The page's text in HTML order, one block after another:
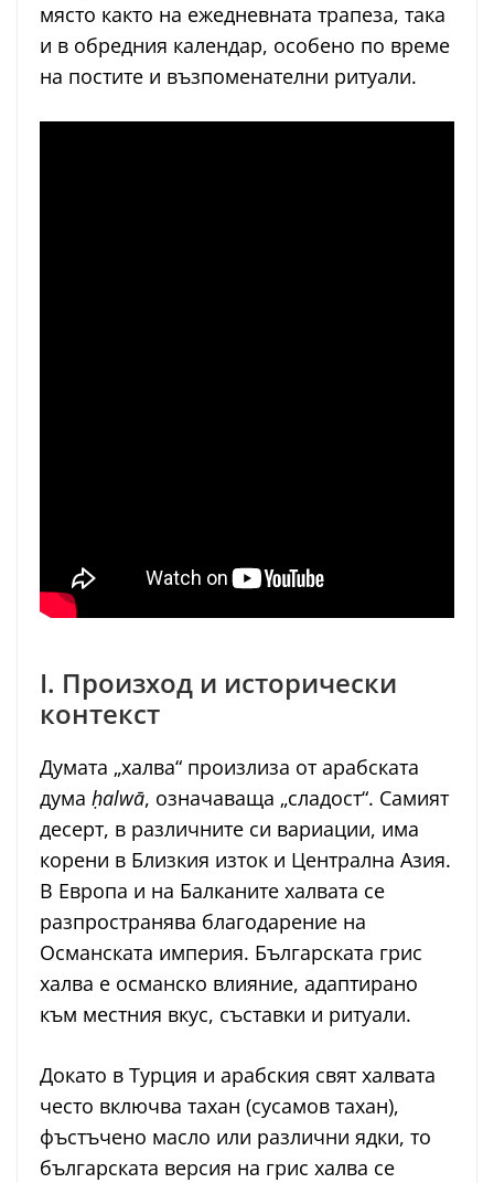
място както на ежедневната трапеза, така
и в обредния календар, особено по време
на постите и възпоменателни ритуали.
I. Произход и исторически
контекст
Думата „халва“ произлиза от арабската
дума ḥalwā, означаваща „сладост“. Самият
десерт, в различните си вариации, има
корени в Близкия изток и Централна Азия.
В Европа и на Балканите халвата се
разпространява благодарение на
Османската империя. Българската грис
халва е османско влияние, адаптирано
към местния вкус, съставки и ритуали.
Докато в Турция и арабския свят халвата
често включва тахан (сусамов тахан),
фъстъчено масло или различни ядки, то
българската версия на грис халва се